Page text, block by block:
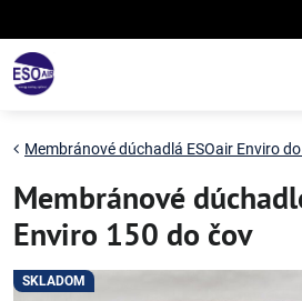
SKLADOM
Membránové dúchadlá ESOair Enviro
Membránové
Enviro 150 do čov